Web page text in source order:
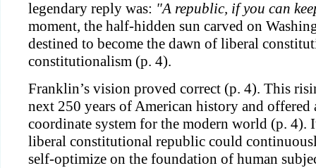
legendary reply was: "A republic, if you can
moment, the half-hidden sun carved on
destined to become the dawn of liberal
constitutionalism (p. 4).
Franklin’s vision proved correct (p. 4). This
next 250 years of American history and
coordinate system for the modern world (p. 4).
liberal constitutional republic could
self-optimize on the foundation of human